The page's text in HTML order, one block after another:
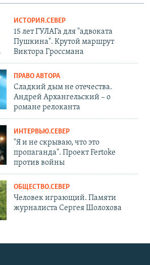
ИСТОРИЯ.СЕВЕР
15 лет ГУЛАГа для "адвоката
Пушкина". Крутой маршрут
Виктора Гроссмана
ПРАВО АВТОРА
Сладкий дым не отечества.
Андрей Архангельский – о
романе релоканта
ИНТЕРВЬЮ.СЕВЕР
"Я и не скрываю, что это
пропаганда". Проект Fertoke
против войны
ОБЩЕСТВО.СЕВЕР
Человек играющий. Памяти
журналиста Сергея Шолохова